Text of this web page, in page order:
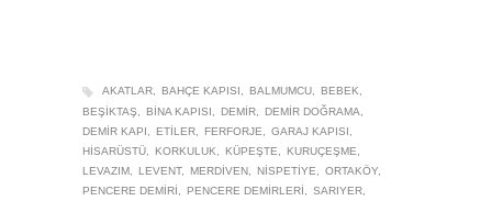
AKATLAR BAHÇE KAPISI BALMUMCU
BEBEK
BEŞIKTAŞ
BINA KAPISI DEMIR
DEMIR DOĞRAMA
DEMIR KAPI
ETILER FERFORJE
GARAJ KAPISI
HISARÜSTÜ
KORKULUK KÜPEŞTE
KURUÇEŞME
LEVAZIM
LEVENT MERDIVEN NISPETIYE
ORTAKÖY
PENCERE DEMIRI
PENCERE DEMIRLERI
SARIYER